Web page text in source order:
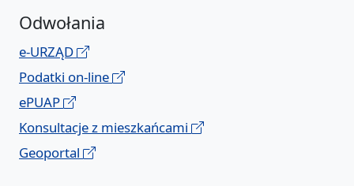
Odwołania
e-URZĄD
Podatki on-line
ePUAP
Konsultacje z mieszkańcami
Geoportal